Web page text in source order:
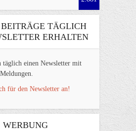
BEITRÄGE TÄGLICH
ERHALTEN
täglich einen Newsletter mit
für den Newsletter an!
WERBUNG